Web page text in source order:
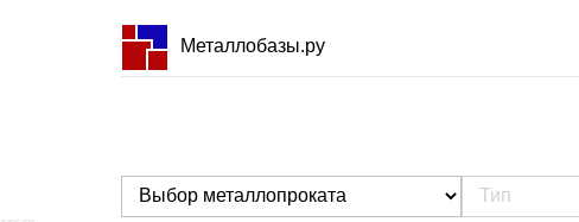
Металлобазы.ру